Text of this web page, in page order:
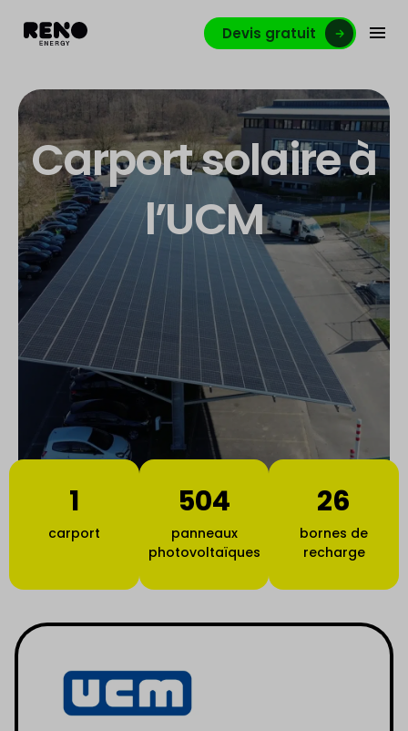
Devis gratuit
Carport solaire à
l’UCM
1
carport
504
panneaux
photovoltaïques
26
bornes de
recharge